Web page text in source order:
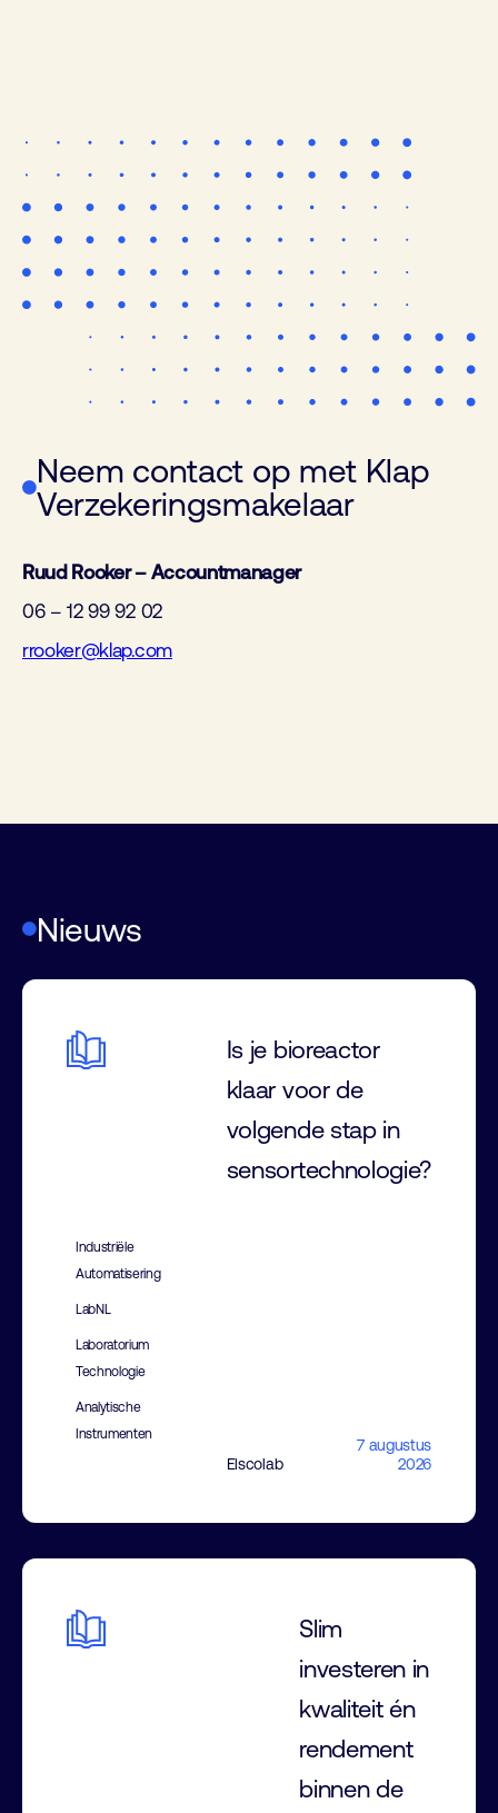
Neem contact op met Klap
Verzekeringsmakelaar
Ruud Rooker – Accountmanager
06 – 12 99 92 02
rrooker@klap.com
Nieuws
Is je bioreactor
klaar voor de
volgende stap in
sensortechnologie?
Industriële
Automatisering
LabNL
Laboratorium
Technologie
Analytische
Instrumenten
Elscolab
7 augustus
2026
Slim
investeren in
kwaliteit én
rendement
binnen de